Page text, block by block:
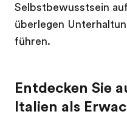
Selbstbewusstsein
überlegen
führen.
Entdecken Sie
Italien als